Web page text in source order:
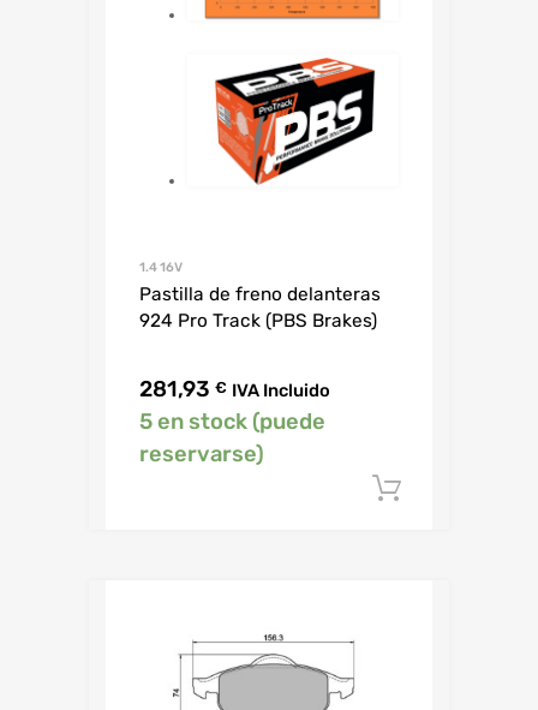
1.4 16V
Pastilla de freno delanteras
924 Pro Track (PBS Brakes)
281,93 € IVA Incluido
5 en stock (puede
reservarse)